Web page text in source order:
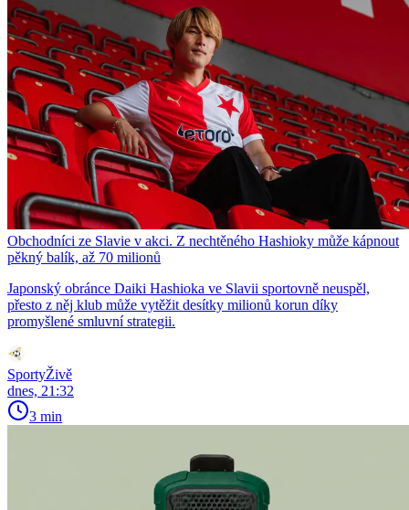
Obchodníci ze Slavie v akci. Z nechtěného Hashioky může kápnout
pěkný balík, až 70 milionů
Japonský obránce Daiki Hashioka ve Slavii sportovně neuspěl,
přesto z něj klub může vytěžit desítky milionů korun díky
promyšlené smluvní strategii.
SportyŽivě
dnes, 21:32
3 min